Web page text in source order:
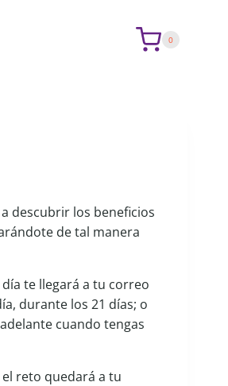
0
descubrir los beneficios
de tal manera
te llegará a tu correo
durante los 21 días; o
cuando tengas
reto quedará a tu